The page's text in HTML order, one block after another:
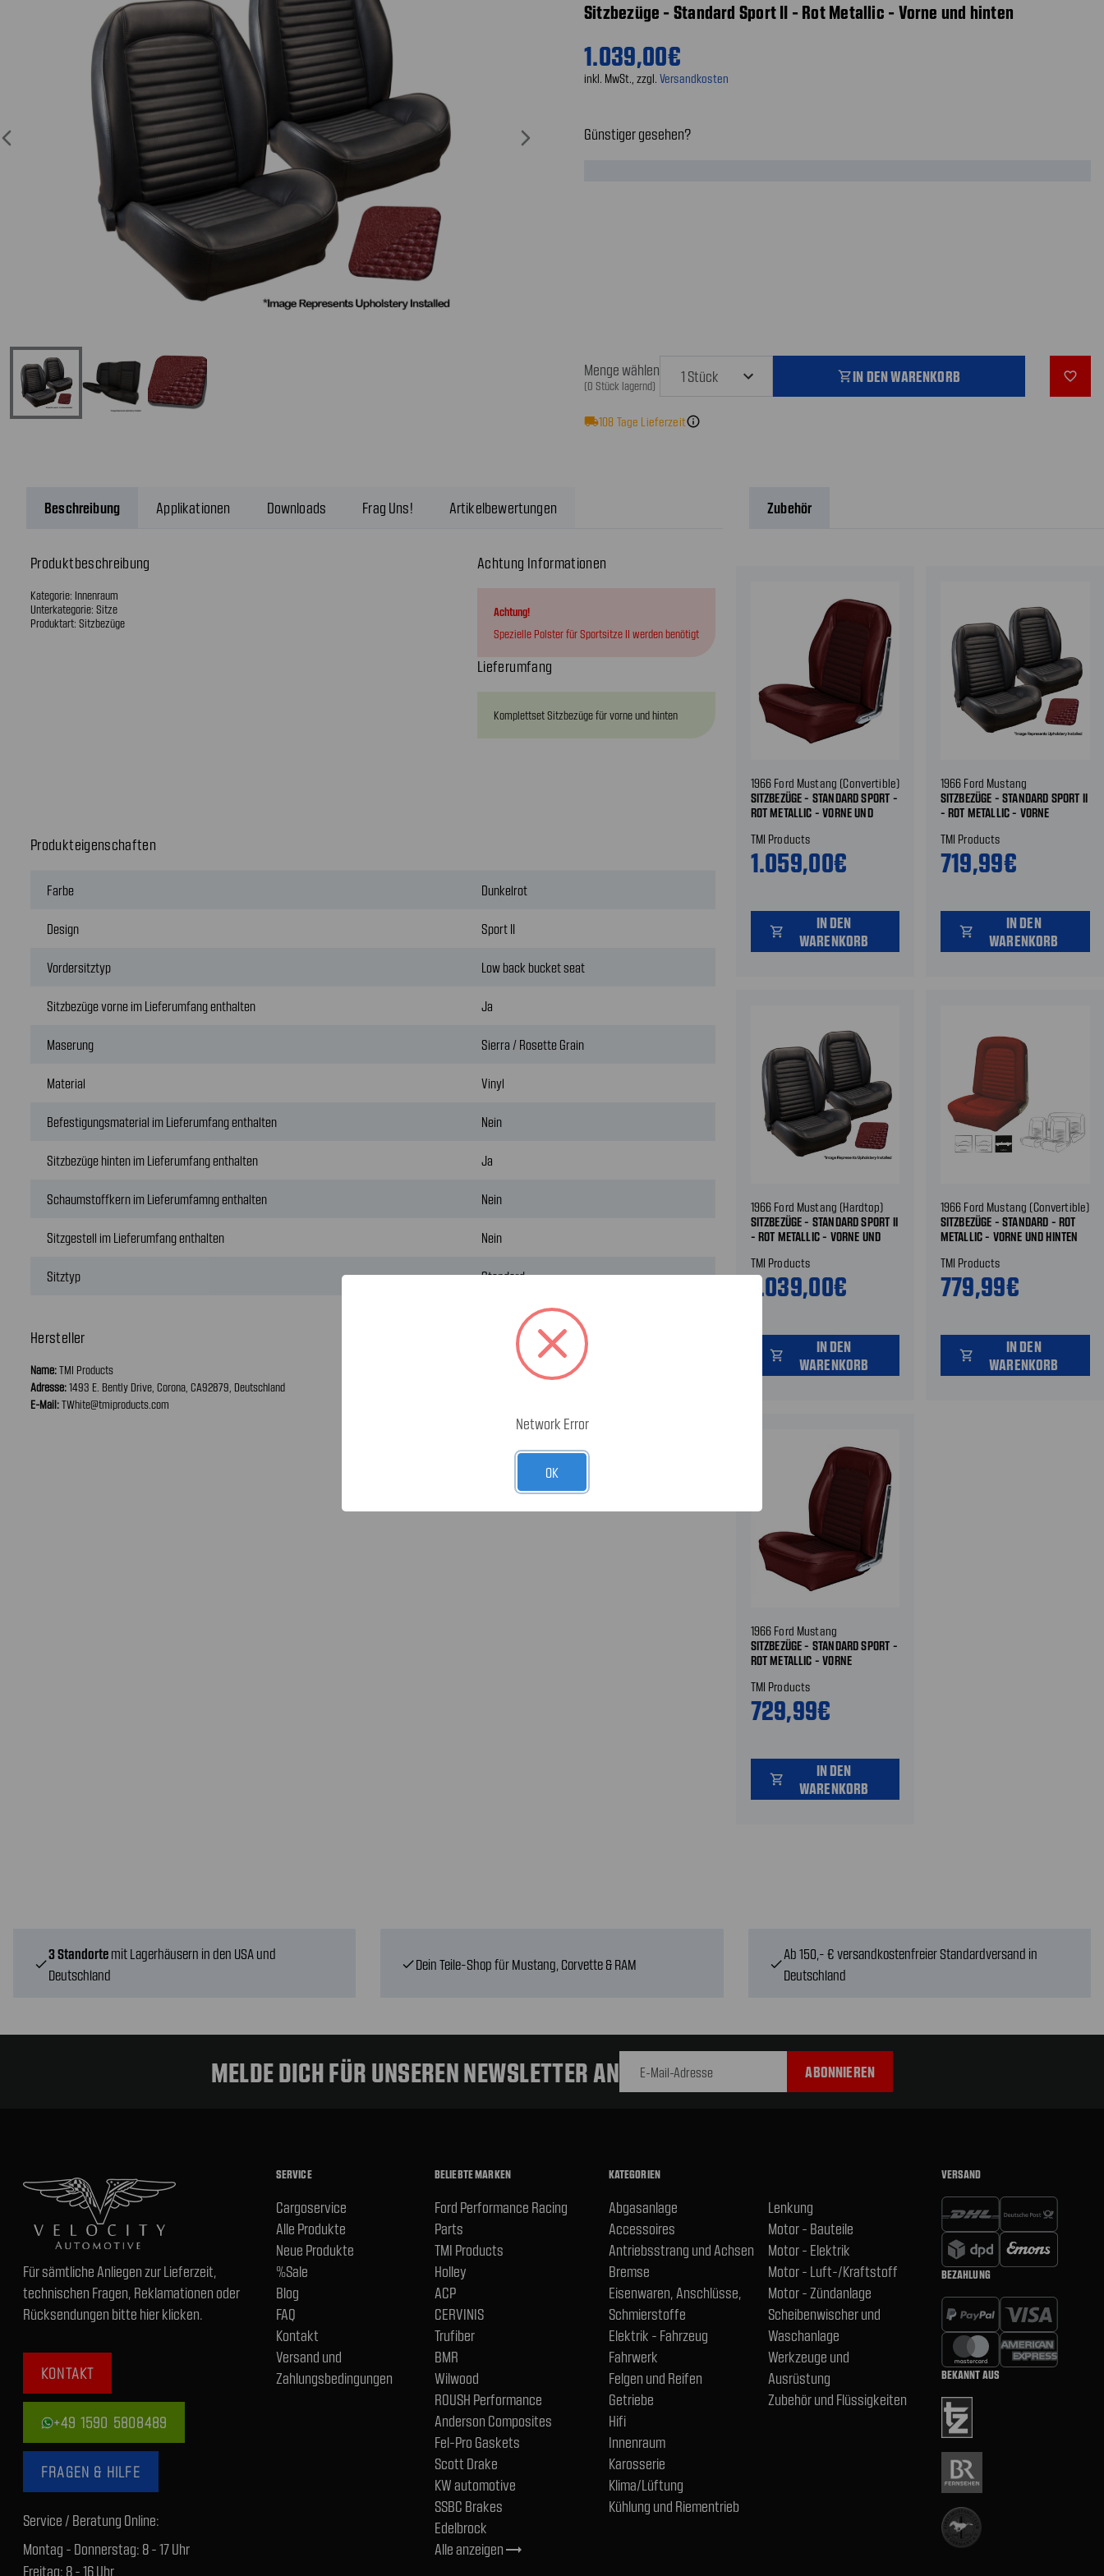
Sitzbezüge - Standard Sport II - Rot Metallic - Vorne und hinten
1.039,00€
inkl. MwSt., zzgl. Versandkosten
Günstiger gesehen?
Menge wählen
(0 Stück lagernd)
shopping_cartIN DEN WARENKORB favorite_outline
local_shipping108 Tage Lieferzeitinfo
Beschreibung Applikationen Downloads Frag Uns! Artikelbewertungen
Produktbeschreibung
Kategorie: Innenraum
Unterkategorie: Sitze
Produktart: Sitzbezüge
Achtung Informationen
Achtung!
Spezielle Polster für Sportsitze II werden benötigt
Lieferumfang
Komplettset Sitzbezüge für vorne und hinten
Produkteigenschaften
Farbe Dunkelrot
Design Sport II
Vordersitztyp Low back bucket seat
Sitzbezüge vorne im Lieferumfang enthalten Ja
Maserung Sierra / Rosette Grain
Material Vinyl
Befestigungsmaterial im Lieferumfang enthalten Nein
Sitzbezüge hinten im Lieferumfang enthalten Ja
Schaumstoffkern im Lieferumfamng enthalten Nein
Sitzgestell im Lieferumfang enthalten Nein
Sitztyp Standard
Hersteller
Name:TMI Products
Adresse:1493 E. Bently Drive, Corona, CA92879, Deutschland
E-Mail:TWhite@tmiproducts.com
Zubehör
1966 Ford Mustang (Convertible)
SITZBEZÜGE - STANDARD SPORT -
ROT METALLIC - VORNE UND
TMI Products
1.059,00€
shopping_cart
IN DEN
WARENKORB
1966 Ford Mustang
SITZBEZÜGE - STANDARD SPORT II
- ROT METALLIC - VORNE
TMI Products
719,99€
shopping_cart
IN DEN
WARENKORB
1966 Ford Mustang (Hardtop)
SITZBEZÜGE - STANDARD SPORT II
- ROT METALLIC - VORNE UND
TMI Products
1.039,00€
shopping_cart
IN DEN
WARENKORB
1966 Ford Mustang (Convertible)
SITZBEZÜGE - STANDARD - ROT
METALLIC - VORNE UND HINTEN
TMI Products
779,99€
shopping_cart
IN DEN
WARENKORB
1966 Ford Mustang
SITZBEZÜGE - STANDARD SPORT -
ROT METALLIC - VORNE
TMI Products
729,99€
shopping_cart
IN DEN
WARENKORB
check
3 Standorte mit Lagerhäusern in den USA und
Deutschland
checkDein Teile-Shop für Mustang, Corvette & RAM check
Ab 150,- € versandkostenfreier Standardversand in
Deutschland
MELDE DICH FÜR UNSEREN NEWSLETTER AN
Für sämtliche Anliegen zur Lieferzeit,
technischen Fragen, Reklamationen oder
Rücksendungen bitte hier klicken.
KONTAKT
+49 1590 5808489
FRAGEN & HILFE
Service / Beratung Online:
Montag - Donnerstag: 8 - 17 Uhr
Freitag: 8 - 16 Uhr
SERVICE
Cargoservice
Alle Produkte
Neue Produkte
%Sale
Blog
FAQ
Kontakt
Versand und
Zahlungsbedingungen
BELIEBTE MARKEN
Ford Performance Racing
Parts
TMI Products
Holley
ACP
CERVINIS
Trufiber
BMR
Wilwood
ROUSH Performance
Anderson Composites
Fel-Pro Gaskets
Scott Drake
KW automotive
SSBC Brakes
Edelbrock
Alle anzeigentrending_flat
KATEGORIEN
Abgasanlage
Accessoires
Antriebsstrang und Achsen
Bremse
Eisenwaren, Anschlüsse,
Schmierstoffe
Elektrik - Fahrzeug
Fahrwerk
Felgen und Reifen
Getriebe
Hifi
Innenraum
Karosserie
Klima/Lüftung
Kühlung und Riementrieb
Lenkung
Motor - Bauteile
Motor - Elektrik
Motor - Luft-/Kraftstoff
Motor - Zündanlage
Scheibenwischer und
Waschanlage
Werkzeuge und
Ausrüstung
Zubehör und Flüssigkeiten
VERSAND
BEZAHLUNG
BEKANNT AUS
Network Error
OK